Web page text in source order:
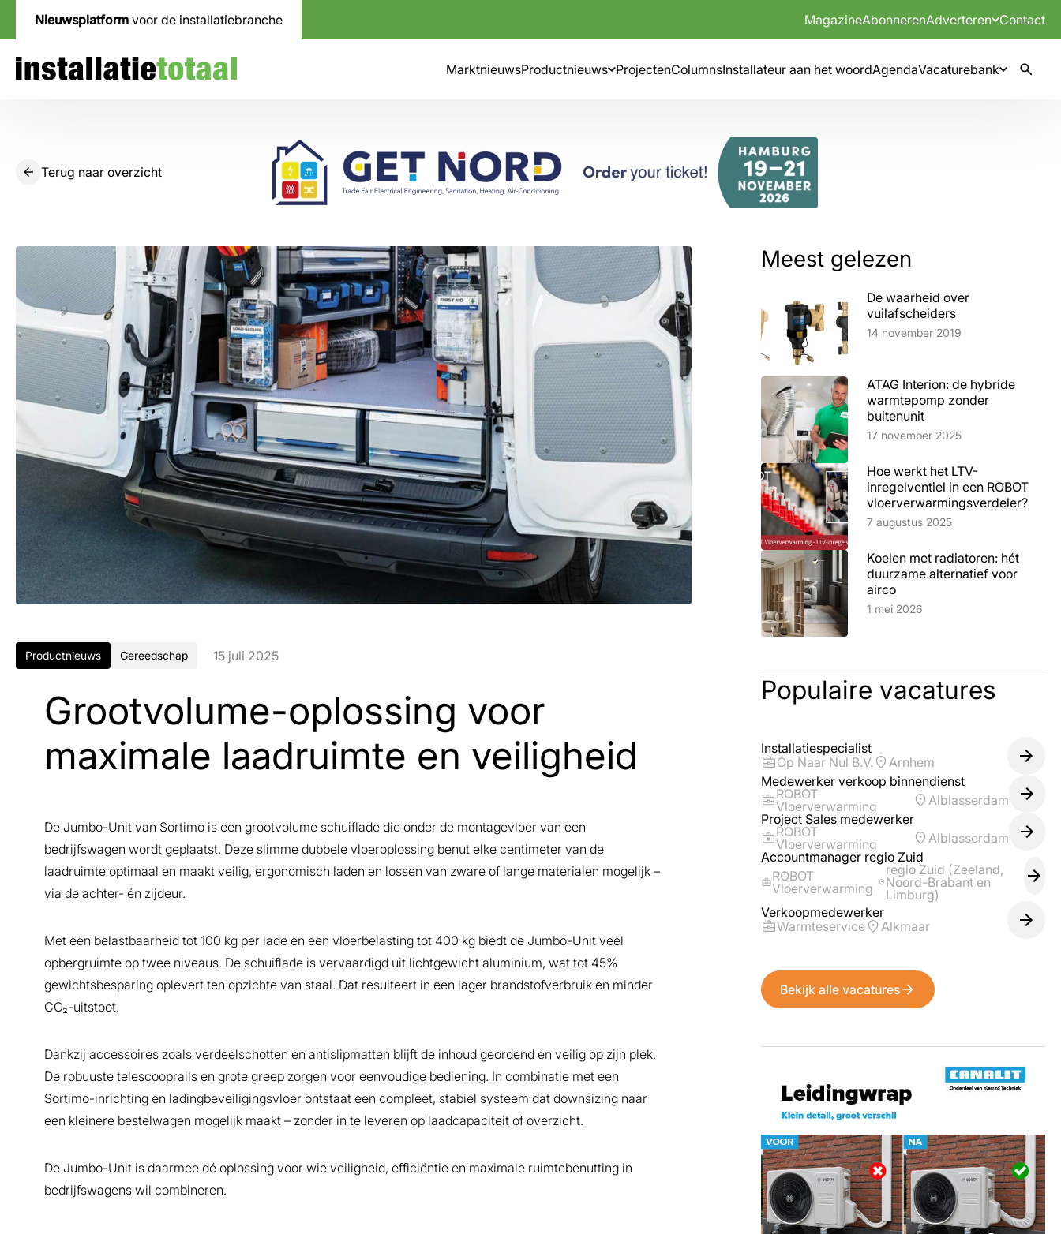
Nieuwsplatform voor de installatiebranche MagazineAbonnerenAdverteren Contact
MarktnieuwsProductnieuws ProjectenColumnsInstallateur aan het woordAgendaVacaturebank
Terug naar overzicht
Productnieuws Gereedschap 15 juli 2025
Grootvolume-oplossing voor
maximale laadruimte en veiligheid
De Jumbo-Unit van Sortimo is een grootvolume schuiflade die onder de montagevloer van een
bedrijfswagen wordt geplaatst. Deze slimme dubbele vloeroplossing benut elke centimeter van de
laadruimte optimaal en maakt veilig, ergonomisch laden en lossen van zware of lange materialen mogelijk –
via de achter- én zijdeur.
Met een belastbaarheid tot 100 kg per lade en een vloerbelasting tot 400 kg biedt de Jumbo-Unit veel
opbergruimte op twee niveaus. De schuiflade is vervaardigd uit lichtgewicht aluminium, wat tot 45%
gewichtsbesparing oplevert ten opzichte van staal. Dat resulteert in een lager brandstofverbruik en minder
CO₂-uitstoot.
Dankzij accessoires zoals verdeelschotten en antislipmatten blijft de inhoud geordend en veilig op zijn plek.
De robuuste telescooprails en grote greep zorgen voor eenvoudige bediening. In combinatie met een
Sortimo-inrichting en ladingbeveiligingsvloer ontstaat een compleet, stabiel systeem dat downsizing naar
een kleinere bestelwagen mogelijk maakt – zonder in te leveren op laadcapaciteit of overzicht.
De Jumbo-Unit is daarmee dé oplossing voor wie veiligheid, efficiëntie en maximale ruimtebenutting in
bedrijfswagens wil combineren.
Meest gelezen
De waarheid over
vuilafscheiders
Lees artikel
14 november 2019
ATAG Interion: de hybride
warmtepomp zonder
buitenunit
Lees artikel
17 november 2025
Hoe werkt het LTV-
inregelventiel in een ROBOT
vloerverwarmingsverdeler?
Lees artikel
7 augustus 2025
Koelen met radiatoren: hét
duurzame alternatief voor
aircoLees artikel
1 mei 2026
Populaire vacatures
Installatiespecialist
Op Naar Nul B.V.
Arnhem
Medewerker verkoop binnendienst
ROBOT
Vloerverwarming
Alblasserdam
Project Sales medewerker
ROBOT
Vloerverwarming
Alblasserdam
Accountmanager regio Zuid
ROBOT
Vloerverwarming
regio Zuid (Zeeland,
Noord-Brabant en
Limburg)
Verkoopmedewerker
Warmteservice
Alkmaar
Bekijk alle vacatures